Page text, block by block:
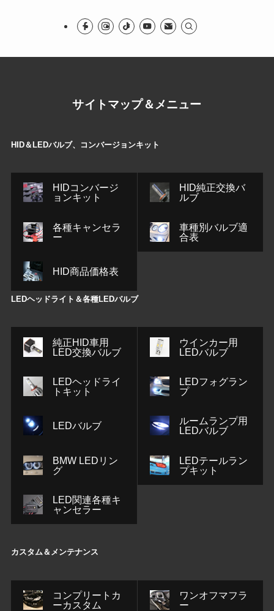
サイトマップ＆メニュー
HID＆LEDバルブ、コンバージョンキット
HIDコンバージ
ョンキット
HID純正交換バ
ルブ
各種キャンセラ
ー
車種別バルブ適
合表
HID商品価格表
LEDヘッドライト＆各種LEDバルブ
純正HID車用
LED交換バルブ
ウインカー用
LEDバルブ
LEDヘッドライ
トキット
LEDフォグラン
プ
LEDバルブ
ルームランプ用
LEDバルブ
BMW LEDリン
グ
LEDテールラン
プキット
LED関連各種キ
ャンセラー
カスタム＆メンテナンス
コンプリートカ
ーカスタム
ワンオフマフラ
ー